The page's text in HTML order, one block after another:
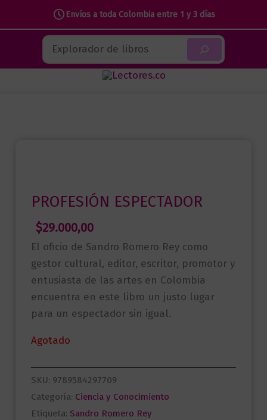
Envíos a toda Colombia entre 1 y 3 días
contenido
Buscar
PROFESIÓN ESPECTADOR
$29.000,00
El oficio de Sandro Romero Rey como
gestor cultural, editor, escritor, promotor y
entusiasta de las artes en Colombia
encuentra en este libro un justo lugar
para un espectador sin igual.
Agotado
SKU: 9789584297709
Categoría: Ciencia y Conocimiento
Etiqueta: Sandro Romero Rey